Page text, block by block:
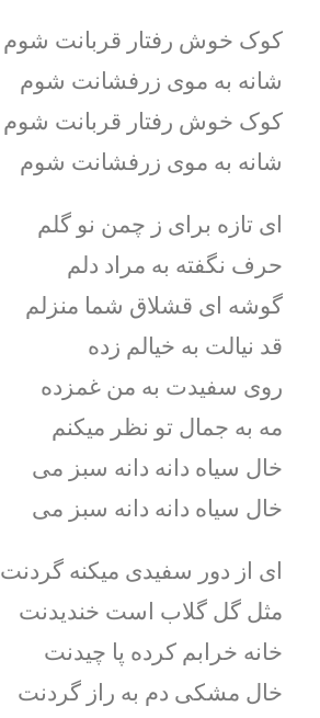
کوک خوش رفتار قربانت شوم
شانه به موی زرفشانت شوم
کوک خوش رفتار قربانت شوم
شانه به موی زرفشانت شوم
ای تازه برای ز چمن نو گلم
حرف نگفته به مراد دلم
گوشه ای قشلاق شما منزلم
قد نیالت به خیالم زده
روی سفیدت به من غمزده
مه به جمال تو نظر میکنم
خال سیاه دانه دانه سبز می
خال سیاه دانه دانه سبز می
ای از دور سفیدی میکنه گردنت
مثل گل گلاب است خندیدنت
خانه خرابم کرده پا چیدنت
خال مشکی دم به راز گردنت